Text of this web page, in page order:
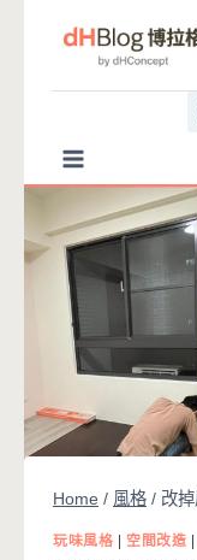
Home / 風格 / 改
玩味風格 空間改造